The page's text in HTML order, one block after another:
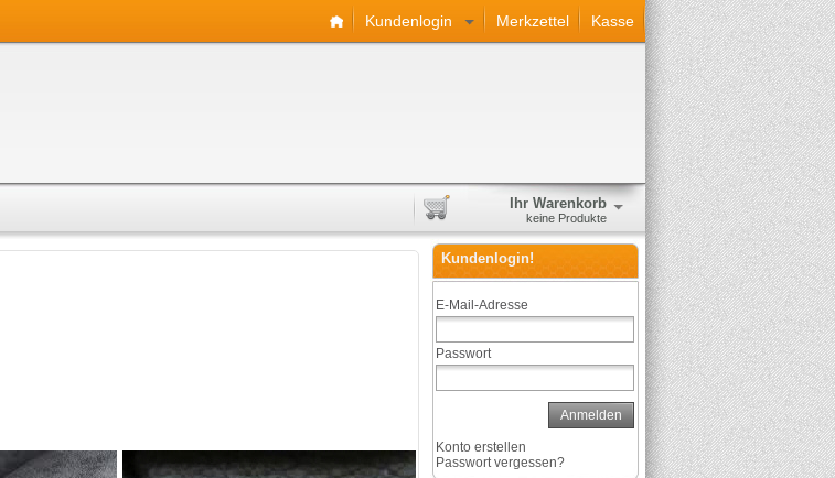
Kundenlogin Merkzettel Kasse
Ihr Warenkorb
keine Produkte
Kundenlogin!
E-Mail-Adresse
Passwort
Anmelden
Konto erstellen
Passwort vergessen?